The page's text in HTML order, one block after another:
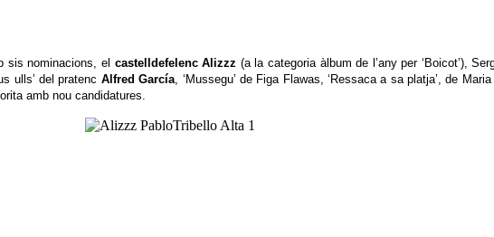
sis nominacions, el castelldefelenc Alizzz (a la categoria àlbum de l’any per ‘Boicot’),
ulls’ del pratenc Alfred García , ‘Mussegu’ de Figa Flawas, ‘Ressaca a sa platja’, de
amb nou candidatures.